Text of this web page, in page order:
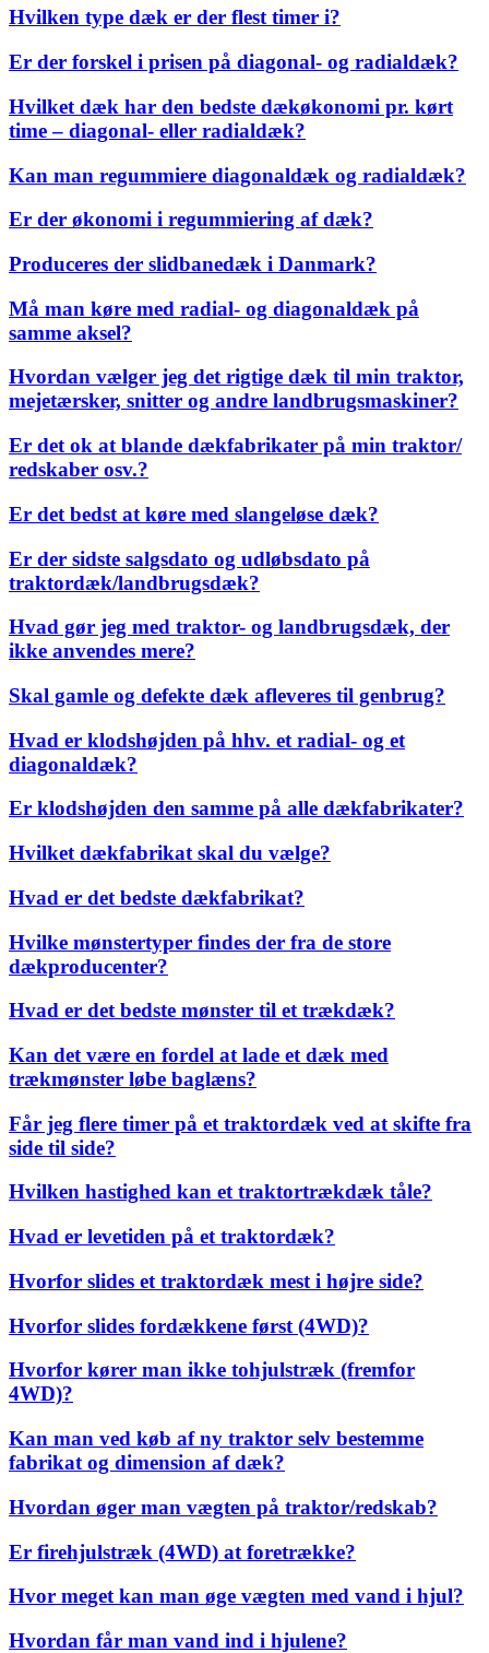
Hvilken type dæk er der flest timer i?
Er der forskel i prisen på diagonal- og radialdæk?
Hvilket dæk har den bedste dækøkonomi pr. kørt
time – diagonal- eller radialdæk?
Kan man regummiere diagonaldæk og radialdæk?
Er der økonomi i regummiering af dæk?
Produceres der slidbanedæk i Danmark?
Må man køre med radial- og diagonaldæk på
samme aksel?
Hvordan vælger jeg det rigtige dæk til min traktor,
mejetærsker, snitter og andre landbrugsmaskiner?
Er det ok at blande dækfabrikater på min traktor/
redskaber osv.?
Er det bedst at køre med slangeløse dæk?
Er der sidste salgsdato og udløbsdato på
traktordæk/landbrugsdæk?
Hvad gør jeg med traktor- og landbrugsdæk, der
ikke anvendes mere?
Skal gamle og defekte dæk afleveres til genbrug?
Hvad er klodshøjden på hhv. et radial- og et
diagonaldæk?
Er klodshøjden den samme på alle dækfabrikater?
Hvilket dækfabrikat skal du vælge?
Hvad er det bedste dækfabrikat?
Hvilke mønstertyper findes der fra de store
dækproducenter?
Hvad er det bedste mønster til et trækdæk?
Kan det være en fordel at lade et dæk med
trækmønster løbe baglæns?
Får jeg flere timer på et traktordæk ved at skifte fra
side til side?
Hvilken hastighed kan et traktortrækdæk tåle?
Hvad er levetiden på et traktordæk?
Hvorfor slides et traktordæk mest i højre side?
Hvorfor slides fordækkene først (4WD)?
Hvorfor kører man ikke tohjulstræk (fremfor
4WD)?
Kan man ved køb af ny traktor selv bestemme
fabrikat og dimension af dæk?
Hvordan øger man vægten på traktor/redskab?
Er firehjulstræk (4WD) at foretrække?
Hvor meget kan man øge vægten med vand i hjul?
Hvordan får man vand ind i hjulene?